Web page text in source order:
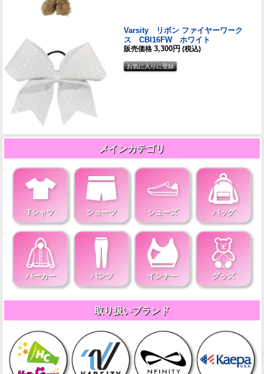
Varsity リボン ファイヤーワーク
ス CBI16FW ホワイト
販売価格 3,300円 (税込)
メインカテゴリ
Tシャツ ショーツ シューズ バッグ
パーカー パンツ インナー グッズ
取り扱いブランド